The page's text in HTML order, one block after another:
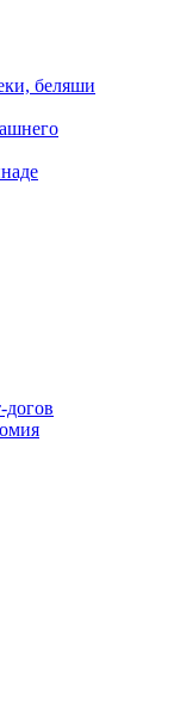
беляши
догов